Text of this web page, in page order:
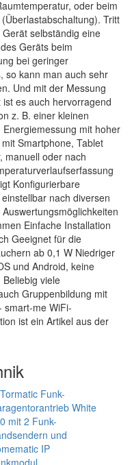
oder beim
Tritt
selbständig eine
Geräts beim
bei geringer
so kann man auch sehr
Und mit der Messung
es auch hervorragend
z. B. einer kleinen
mit hoher
Smartphone, Tablet
manuell oder nach
Konfigurierbare
nach diversen
Einfache Installation
Geeignet für die
ab 0,1 W Niedriger
und Android, keine
viele
Gruppenbildung mit
smart-me WiFi-
ist ein Artikel aus der